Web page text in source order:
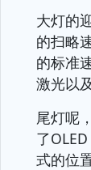
大灯的
的扫略
的标准
激光以
尾灯呢
了
式的位